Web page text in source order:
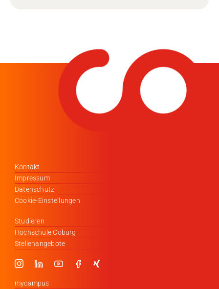
Kontakt
Impressum
Datenschutz
Cookie-Einstellungen
Studieren
Hochschule Coburg
Stellenangebote
mycampus